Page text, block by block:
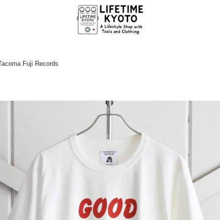
Fuji Records